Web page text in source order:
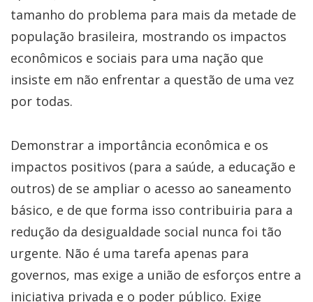
tamanho do problema para mais da metade de
população brasileira, mostrando os impactos
econômicos e sociais para uma nação que
insiste em não enfrentar a questão de uma vez
por todas.
Demonstrar a importância econômica e os
impactos positivos (para a saúde, a educação e
outros) de se ampliar o acesso ao saneamento
básico, e de que forma isso contribuiria para a
redução da desigualdade social nunca foi tão
urgente. Não é uma tarefa apenas para
governos, mas exige a união de esforços entre a
iniciativa privada e o poder público. Exige